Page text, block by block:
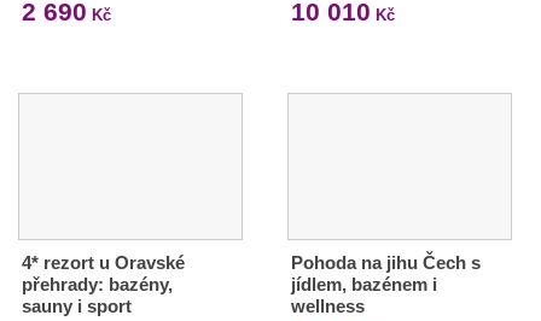
2 690 Kč 10 010 Kč
4* rezort u Oravské
přehrady: bazény,
sauny i sport
Pohoda na jihu Čech s
jídlem, bazénem i
wellness